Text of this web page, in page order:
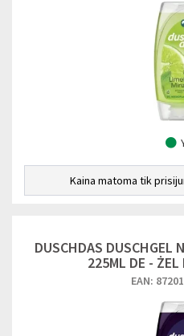
Kaina matoma tik
DUSCHDAS DUSCHGEL
225ML DE - ŻEL
EAN: